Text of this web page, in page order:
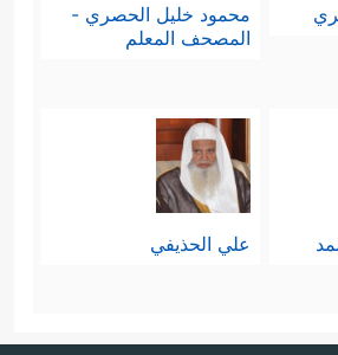
محمود خليل الحصري -
المصحف المعلم
علي الحذيفي